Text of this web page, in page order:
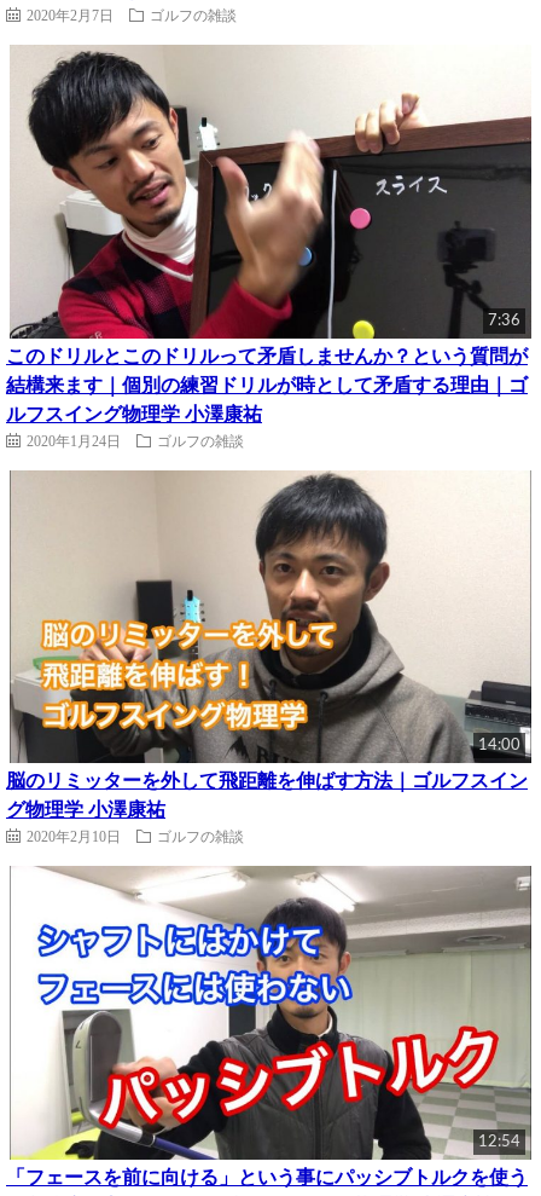
2020年2月7日 ゴルフの雑談
7:36
このドリルとこのドリルって矛盾しませんか？という質問が
結構来ます｜個別の練習ドリルが時として矛盾する理由｜ゴ
ルフスイング物理学 小澤康祐
2020年1月24日 ゴルフの雑談
14:00
脳のリミッターを外して飛距離を伸ばす方法｜ゴルフスイン
グ物理学 小澤康祐
2020年2月10日 ゴルフの雑談
12:54
「フェースを前に向ける」という事にパッシブトルクを使う